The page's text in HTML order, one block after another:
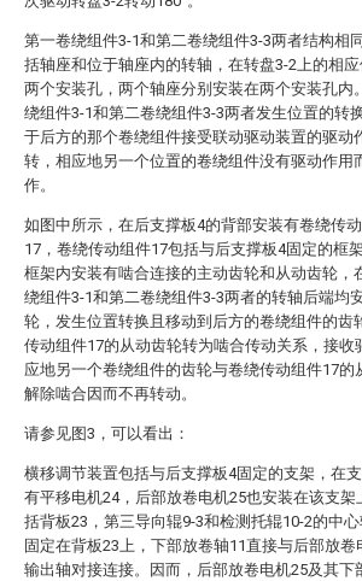
第一卷绕组件3-1和第二卷绕组件3-3两者结构相
括轴座和位于轴座内的转轴，在转盘3-2上的相
两个安装孔，两个轴座分别安装在两个安装孔内
绕组件3-1和第二卷绕组件3-3两者发生位置的转
于后方的那个卷绕组件接受联动驱动装置的驱动
转，相应地另一个位置的卷绕组件没有驱动作用
作。
如图中所示，在后支撑板4的背部安装有卷绕传
17，卷绕传动组件17包括与后支撑板4固定的框
框架内安装有啮合连接的主动齿轮和从动齿轮，
绕组件3-1和第二卷绕组件3-3两者的转轴后端均
轮，发生位置转换且移动到后方的卷绕组件的齿
传动组件17的从动齿轮转为啮合传动关系，接收
应地另一个卷绕组件的齿轮与卷绕传动组件17的
解除啮合因而不再转动。
请参见图3，可以看出：
横移调节装置包括与后支撑板4固定的支架，在
有平移电机24，后部放卷电机25也安装在该支架
括背板23，第三导向辊9-3和检测托辊10-2的中
固定在背板23上，下部放卷轴11直接与后部放卷
输出轴对接连接。因而，后部放卷电机25及其下